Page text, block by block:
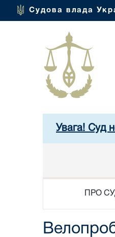
Судова влада
Увага! Суд
ПРО